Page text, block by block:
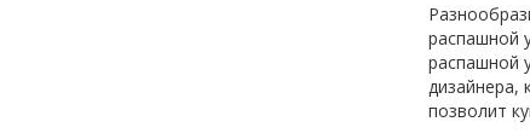
распашной
распашной
дизайнера,
позволит